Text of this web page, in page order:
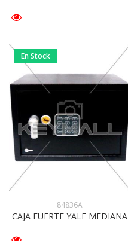
En Stock
84836A
CAJA FUERTE YALE MEDIANA